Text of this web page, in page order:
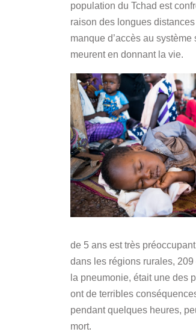
population du Tchad est
raison des longues
manque d’accès au
meurent en donnant la vie.
de 5 ans est très
dans les régions rurales,
la pneumonie, était une des
ont de terribles
pendant quelques heures,
mort.